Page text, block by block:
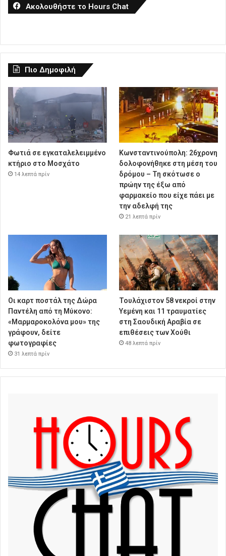
Ακολουθήστε το Hours Chat
Πιο Δημοφιλή
Φωτιά σε εγκαταλελειμμένο
κτήριο στο Μοσχάτο
14 λεπτά πρίν
Κωνσταντινούπολη: 26χρονη
δολοφονήθηκε στη μέση του
δρόμου – Τη σκότωσε ο
πρώην της έξω από
φαρμακείο που είχε πάει με
την αδελφή της
21 λεπτά πρίν
Οι καρτ ποστάλ της Δώρα
Παντέλη από τη Μύκονο:
«Μαρμαροκολόνα μου» της
γράφουν, δείτε
φωτογραφίες
31 λεπτά πρίν
Τουλάχιστον 58 νεκροί στην
Υεμένη και 11 τραυματίες
στη Σαουδική Αραβία σε
επιθέσεις των Χούθι
48 λεπτά πρίν